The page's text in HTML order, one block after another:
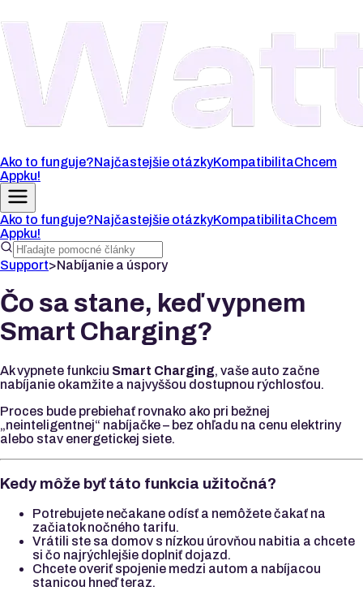
Ako to funguje?Najčastejšie otázkyKompatibilitaChcem
Appku!
Ako to funguje?Najčastejšie otázkyKompatibilitaChcem
Appku!
Support>Nabíjanie a úspory
Čo sa stane, keď vypnem
Smart Charging?
Ak vypnete funkciu Smart Charging, vaše auto začne
nabíjanie okamžite a najvyššou dostupnou rýchlosťou.
Proces bude prebiehať rovnako ako pri bežnej
„neinteligentnej“ nabíjačke – bez ohľadu na cenu elektriny
alebo stav energetickej siete.
Kedy môže byť táto funkcia užitočná?
Potrebujete nečakane odísť a nemôžete čakať na
začiatok nočného tarifu.
Vrátili ste sa domov s nízkou úrovňou nabitia a chcete
si čo najrýchlejšie doplniť dojazd.
Chcete overiť spojenie medzi autom a nabíjacou
stanicou hneď teraz.